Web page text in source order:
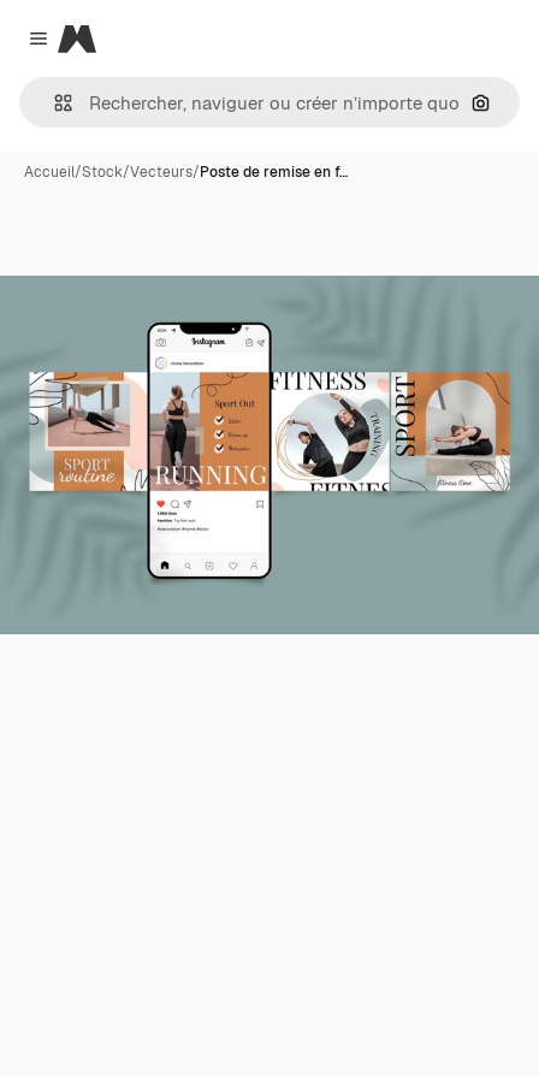
Close menu
Magnific
Accueil/Stock/Vecteurs/Poste de remise en f…